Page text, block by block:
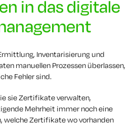
in das digitale
Inventarisierung und
manuellen Prozessen überlassen,
Fehler sind.
sie Zertifikate verwalten,
Mehrheit immer noch eine
welche Zertifikate wo vorhanden